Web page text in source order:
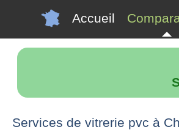
Accueil
Services de vitrerie pvc à